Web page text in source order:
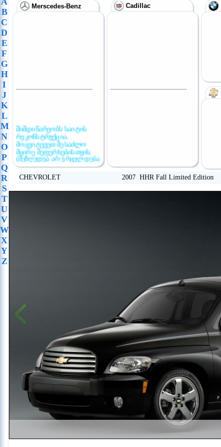
B
C
D
E
F
G
H
I
J
K
L
M
N
O
P
Q
R
S
T
U
V
W
X
Y
Z
Merscedes-Benz
მიმდინარეობს საიტის
რეკონსტრუქცია,
მოგვიტევეთ შესაძლო
მცირე შეფერხებისთვის.
(შეზღუდვა არ ვრცელდება
განცხადების
Cadillac
CHEVROLET 2007 HHR Fall Limited Edition